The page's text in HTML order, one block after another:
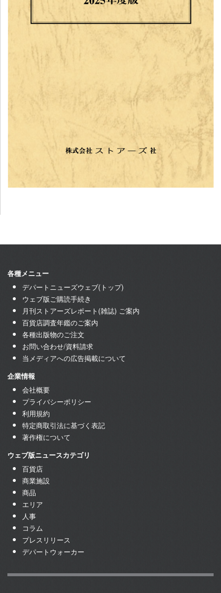
各種メニュー
デパートニューズウェブ(トップ)
ウェブ版ご購読手続き
月刊ストアーズレポート(雑誌) ご案内
百貨店調査年鑑のご案内
各種出版物のご注文
お問い合わせ/資料請求
当メディアへの広告掲載について
企業情報
会社概要
プライバシーポリシー
利用規約
特定商取引法に基づく表記
著作権について
ウェブ版ニュースカテゴリ
百貨店
商業施設
商品
エリア
人事
コラム
プレスリリース
デパートウォーカー